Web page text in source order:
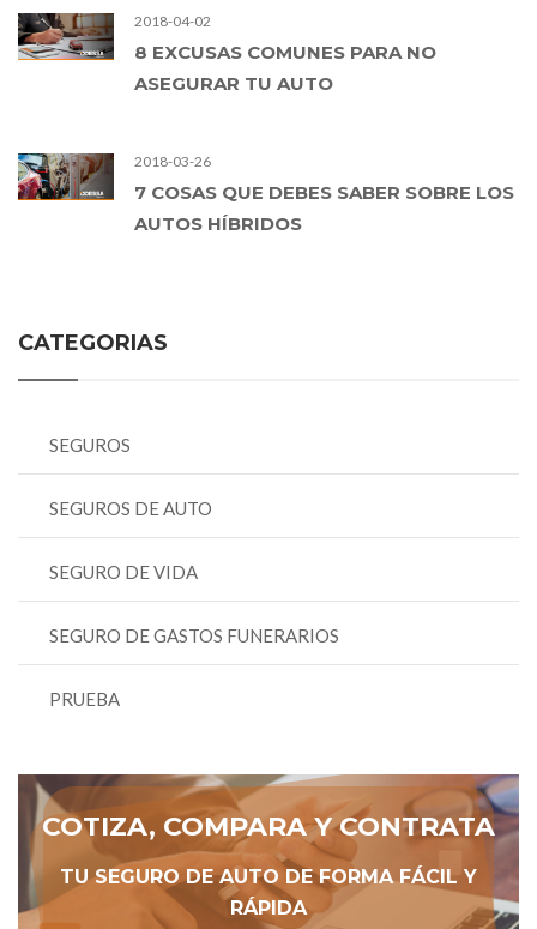
2018-04-02
8 EXCUSAS COMUNES PARA NO
ASEGURAR TU AUTO
2018-03-26
7 COSAS QUE DEBES SABER SOBRE LOS
AUTOS HÍBRIDOS
CATEGORIAS
SEGUROS
SEGUROS DE AUTO
SEGURO DE VIDA
SEGURO DE GASTOS FUNERARIOS
PRUEBA
COTIZA, COMPARA Y CONTRATA
TU SEGURO DE AUTO DE FORMA FÁCIL Y
RÁPIDA